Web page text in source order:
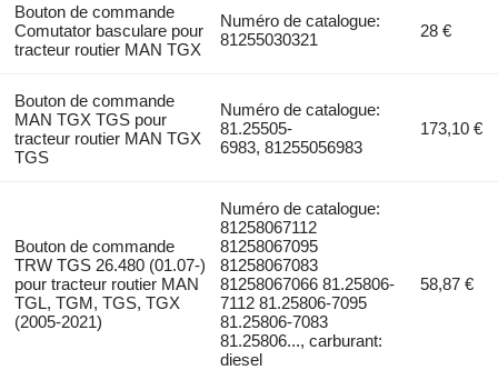
Bouton de commande
Comutator basculare pour
tracteur routier MAN TGX
Numéro de catalogue:
81255030321
28 €
Bouton de commande
MAN TGX TGS pour
tracteur routier MAN TGX
TGS
Numéro de catalogue:
81.25505-
6983, 81255056983
173,10 €
Bouton de commande
TRW TGS 26.480 (01.07-)
pour tracteur routier MAN
TGL, TGM, TGS, TGX
(2005-2021)
Numéro de catalogue:
81258067112
81258067095
81258067083
81258067066 81.25806-
7112 81.25806-7095
81.25806-7083
81.25806..., carburant:
diesel
58,87 €